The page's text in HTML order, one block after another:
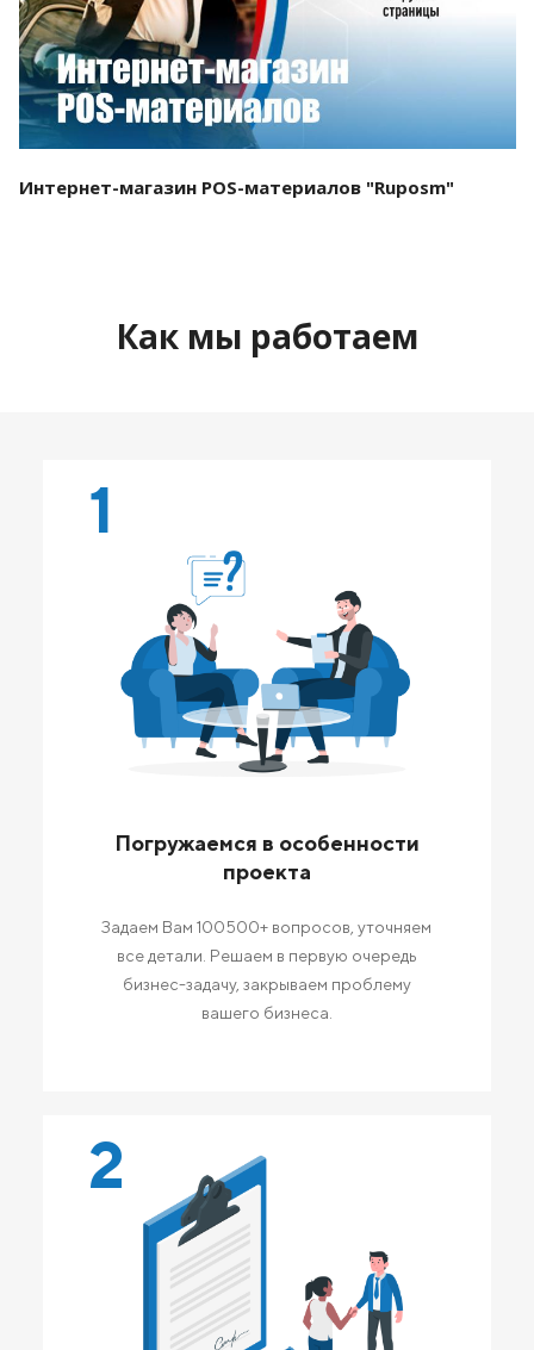
Интернет-магазин POS-материалов "Ruposm"
Как мы работаем
1
Погружаемся в особенности
проекта
Задаем Вам 100500+ вопросов, уточняем
все детали. Решаем в первую очередь
бизнес-задачу, закрываем проблему
вашего бизнеса.
2